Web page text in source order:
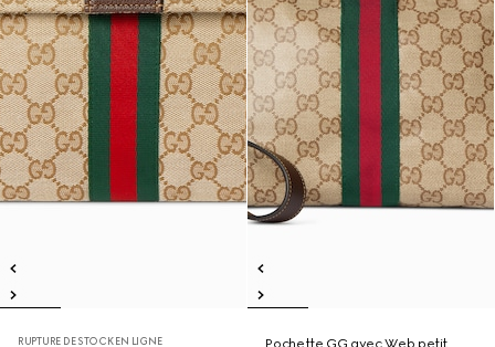
RUPTURE DE STOCK EN LIGNE
Pochette GG avec Web petit